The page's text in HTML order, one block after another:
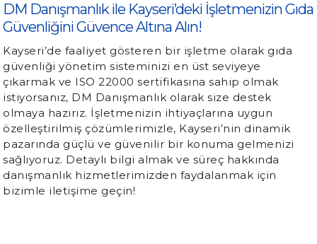
DM Danışmanlık ile Kayseri’deki İşletmenizin Gıda
Güvenliğini Güvence Altına Alın!
Kayseri’de faaliyet gösteren bir işletme olarak gıda
güvenliği yönetim sisteminizi en üst seviyeye
çıkarmak ve ISO 22000 sertifikasına sahip olmak
istiyorsanız, DM Danışmanlık olarak size destek
olmaya hazırız. İşletmenizin ihtiyaçlarına uygun
özelleştirilmiş çözümlerimizle, Kayseri’nin dinamik
pazarında güçlü ve güvenilir bir konuma gelmenizi
sağlıyoruz. Detaylı bilgi almak ve süreç hakkında
danışmanlık hizmetlerimizden faydalanmak için
bizimle iletişime geçin!